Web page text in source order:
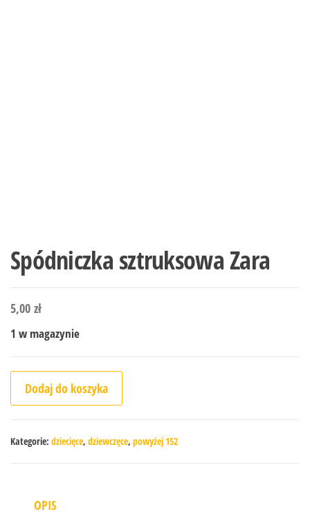
Spódniczka sztruksowa Zara
5,00 zł
1 w magazynie
ilość Spódniczka sztruksowa Zara
Dodaj do koszyka
Kategorie: dziecięce, dziewczęce, powyżej 152
OPIS